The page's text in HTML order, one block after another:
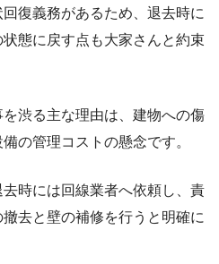
復義務があるため、退去時に
態に戻す点も大家さんと約束
渋る主な理由は、建物への傷
の管理コストの懸念です。
時には回線業者へ依頼し、責
去と壁の補修を行うと明確に